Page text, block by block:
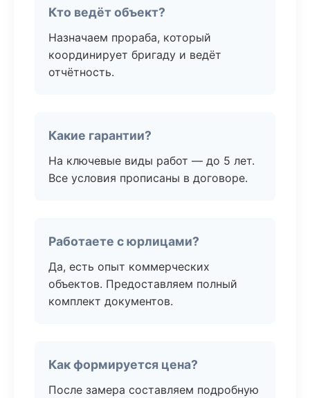
Кто ведёт объект?
Назначаем прораба, который
координирует бригаду и ведёт
отчётность.
Какие гарантии?
На ключевые виды работ — до 5 лет.
Все условия прописаны в договоре.
Работаете с юрлицами?
Да, есть опыт коммерческих
объектов. Предоставляем полный
комплект документов.
Как формируется цена?
После замера составляем подробную